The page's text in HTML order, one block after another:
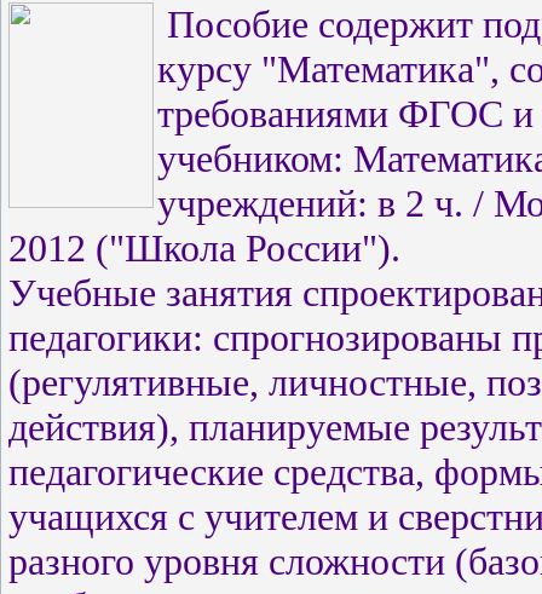
Пособие содержит
курсу "Математика",
требованиями ФГОС и
учебником:
учреждений: в 2 ч. /
2012 ("Школа России").
Учебные занятия
педагогики: спрогнозированы
(регулятивные, личностные,
действия), планируемые
педагогические средства,
учащихся с учителем и
разного уровня сложности